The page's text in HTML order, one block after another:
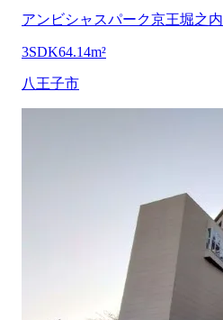
アンビシャスパーク京王堀之内
3SDK64.14m²
八王子市